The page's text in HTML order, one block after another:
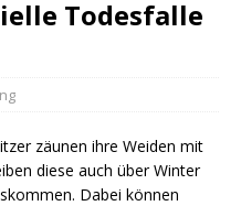
Todesfalle
zäunen ihre Weiden mit
diese auch über Winter
Dabei können